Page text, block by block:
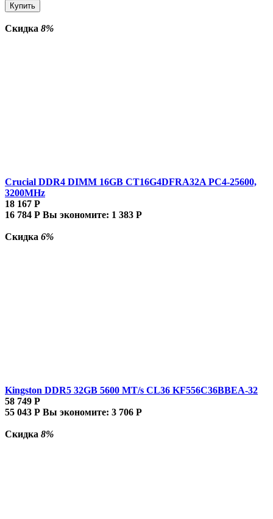
Купить
Скидка 8%
Crucial DDR4 DIMM 16GB CT16G4DFRA32A PC4-25600,
3200MHz
18 167 Р
16 784 Р Вы экономите: 1 383 Р
Скидка 6%
Kingston DDR5 32GB 5600 MT/s CL36 KF556C36BBEA-32
58 749 Р
55 043 Р Вы экономите: 3 706 Р
Скидка 8%